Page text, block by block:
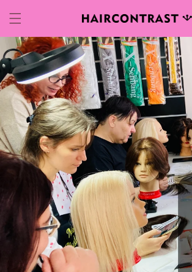
tartalomhoz